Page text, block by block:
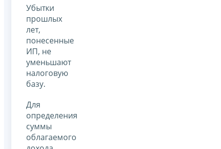
Убытки
прошлых
лет,
понесенные
ИП, не
уменьшают
налоговую
базу.
Для
определения
суммы
облагаемого